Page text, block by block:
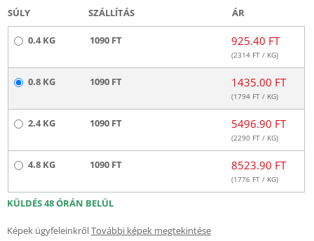
SÚLY SZÁLLÍTÁS ÁR
0.4 KG 1090 FT 925.40 FT
(2314 FT / KG)
0.8 KG 1090 FT 1435.00 FT
(1794 FT / KG)
2.4 KG 1090 FT 5496.90 FT
(2290 FT / KG)
4.8 KG 1090 FT 8523.90 FT
(1776 FT / KG)
KÜLDÉS 48 ÓRÁN BELÜL
Képek ügyfeleinkrőlTovábbi képek megtekintése